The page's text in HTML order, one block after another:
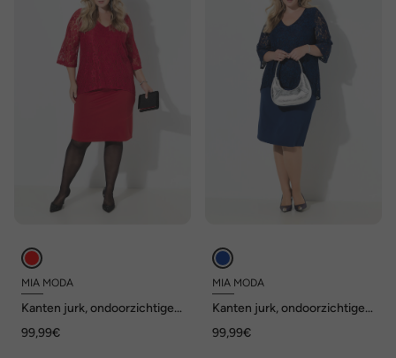
MIA MODA
Kanten jurk, ondoorzichtige
99,99€
MIA MODA
Kanten jurk, ondoorzichtige
99,99€